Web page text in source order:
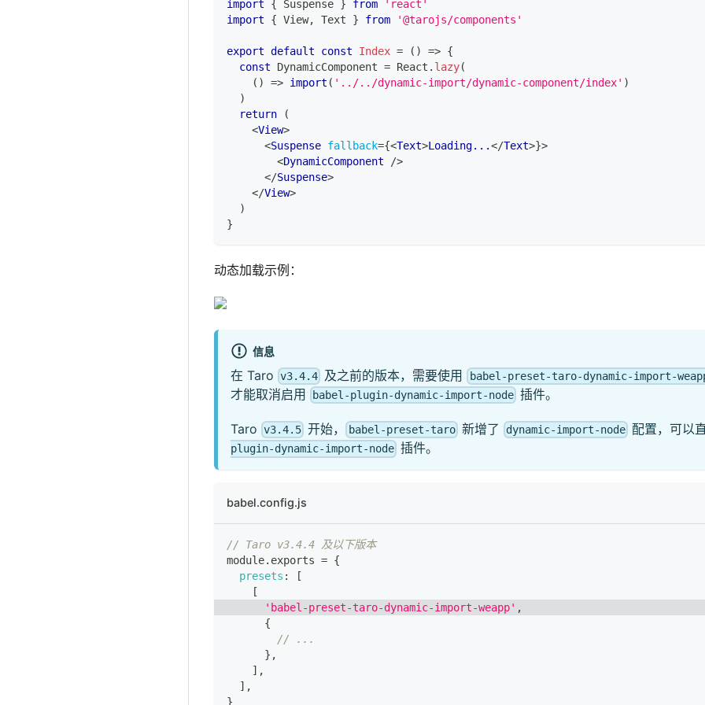
import { Suspense } from
'react'
import
{ View, Text } from '@tarojs/components'
export default const Index = ( ) => {
const
DynamicComponent = React . lazy(
( ) => import ( '../../dynamic-import/dynamic-component/index' )
)
return
(
<View>
<Suspense fallback={<Text>Loading...</Text>}>
<DynamicComponent
/>
</Suspense>
</View>
)
}
动态加载示例：
信息
在 Taro v3.4.4 及之前的版本，需要使用 babel-preset-taro-dynamic-import-
才能取消启用 babel-plugin-dynamic-import-node 插件。
Taro v3.4.5 开始， babel-preset-taro新增了 dynamic-import-node 配置，可以
plugin-dynamic-import-node 插件。
babel.config.js
// Taro v3.4.4 及以下版本
module. exports = {
presets :
[
[
'babel-preset-taro-dynamic-import-weapp' ,
{
// ...
} ,
] ,
] ,
}